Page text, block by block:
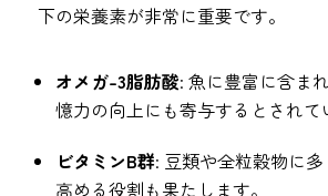
下の栄養素が非常に重要です。
オメガ-3脂肪酸: 魚に豊富に含ま
憶力の向上にも寄与するとされて
ビタミンB群: 豆類や全粒穀物に
高める役割も果たします。